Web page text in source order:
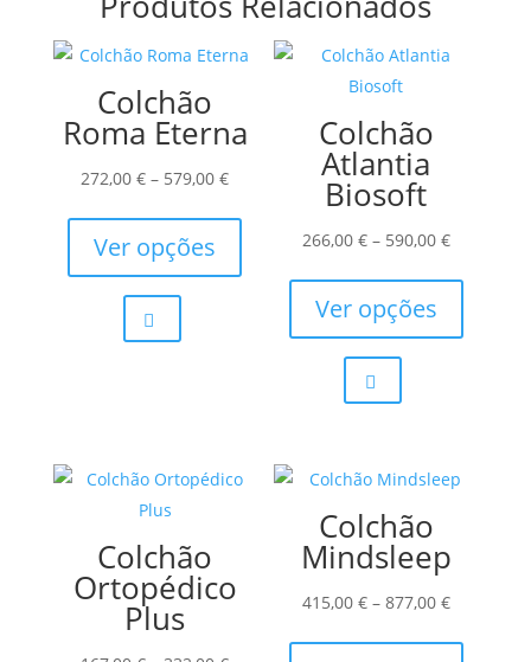
Colchão
Roma Eterna
272,00€ – 579,00€Price
through
Ver opções
product
has
variants.
chosen
Colchão
Atlantia
Biosoft
266,00 € – 590,00 €Price
through
Ver opções
has
product
Colchão
Ortopédico
Plus
Colchão
Mindsleep
415,00 € – 877,00 €Price